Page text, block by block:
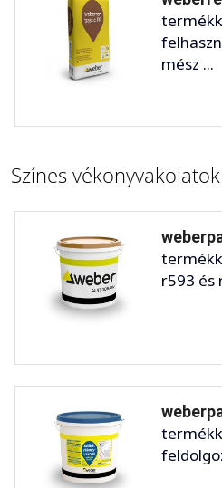
mész ...
Színes vékonyvakolatok
r593 és